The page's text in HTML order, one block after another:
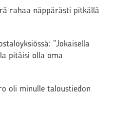
rahaa näppärästi pitkällä
”Jokaisella
pitäisi olla oma
oli minulle taloustiedon